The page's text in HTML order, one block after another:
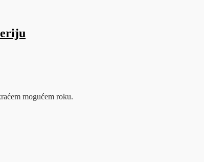
mogućem roku.